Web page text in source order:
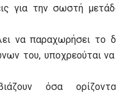
για την σωστή
το
του, υποχρεούται να
όσα